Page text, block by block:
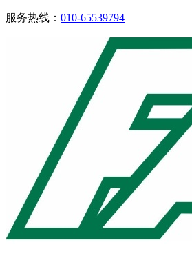
服务热线： 010-65539794